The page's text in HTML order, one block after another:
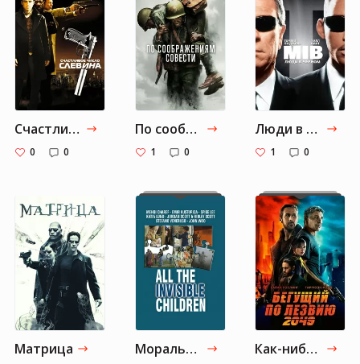
Счастливое число Слевина
0 0
По соображениям совести
1 0
Люди в чёрном
1 0
Матрица Морально сложно Как-нибудь, когда-нибудь посмотрю